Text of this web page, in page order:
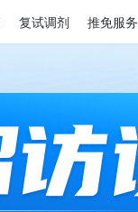
复试调剂 推免服务